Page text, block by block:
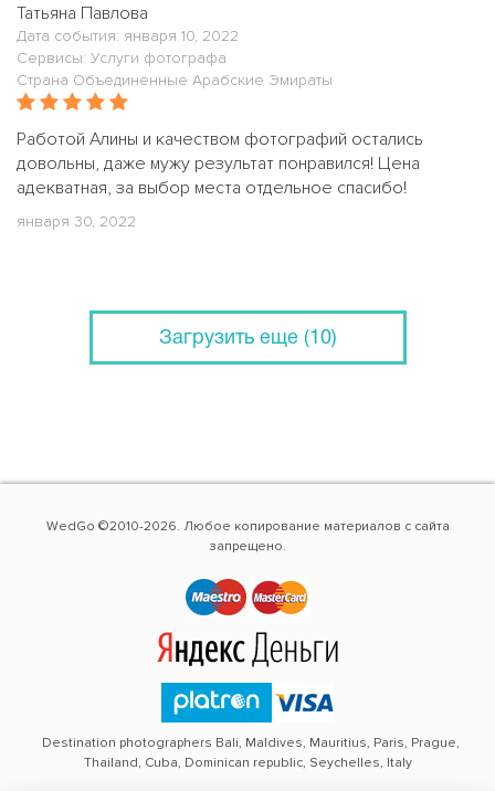
Татьяна Павлова
Дата события: января 10, 2022
Сервисы: Услуги фотографа
Страна Объединенные Арабские Эмираты
Работой Алины и качеством фотографий остались
довольны, даже мужу результат понравился! Цена
адекватная, за выбор места отдельное спасибо!
января 30, 2022
Загрузить еще (10)
WedGo ©2010-2026. Любое копирование материалов с сайта
запрещено.
Destination photographers Bali, Maldives, Mauritius, Paris, Prague,
Thailand, Cuba, Dominican republic, Seychelles, Italy